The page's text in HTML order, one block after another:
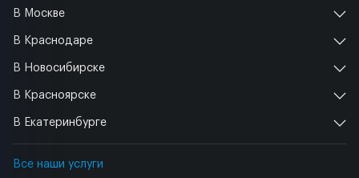
В Москве
В Краснодаре
В Новосибирске
В Красноярске
В Екатеринбурге
Все наши услуги